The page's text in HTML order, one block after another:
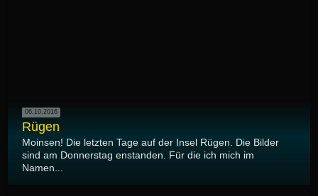
06.10.2016
Rügen
Moinsen! Die letzten Tage auf der Insel Rügen. Die Bilder
sind am Donnerstag enstanden. Für die ich mich im
Namen...